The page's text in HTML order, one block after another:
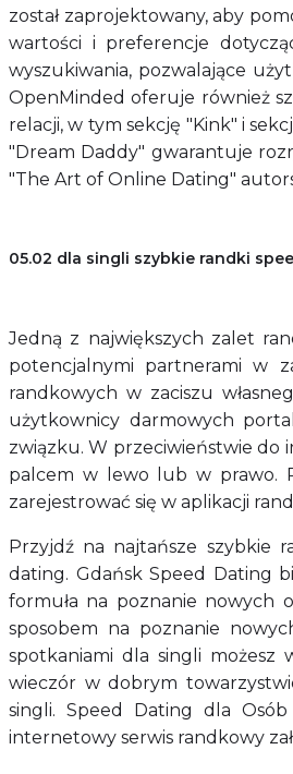
został zaprojektowany, aby
wartości i preferencje
wyszukiwania, pozwalające
OpenMinded oferuje również
relacji, w tym sekcję "Kink" i
"Dream Daddy" gwarantuje
"The Art of Online Dating"
05.02 dla singli szybkie randki
Jedną z największych zalet
potencjalnymi partnerami w
randkowych w zaciszu
użytkownicy darmowych
związku. W przeciwieństwie do
palcem w lewo lub w prawo.
zarejestrować się w aplikacji
Przyjdź na najtańsze szybkie
dating. Gdańsk Speed Dating
formuła na poznanie nowych
sposobem na poznanie
spotkaniami dla singli możesz
wieczór w dobrym
singli. Speed Dating dla
internetowy serwis randkowy